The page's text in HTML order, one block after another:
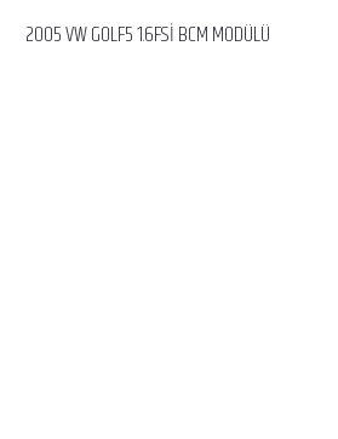
2005 VW GOLF5 1.6FSİ BCM MODÜLÜ